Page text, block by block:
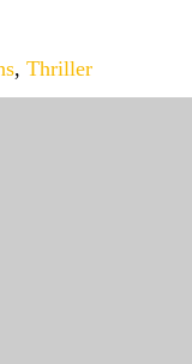
, Thriller